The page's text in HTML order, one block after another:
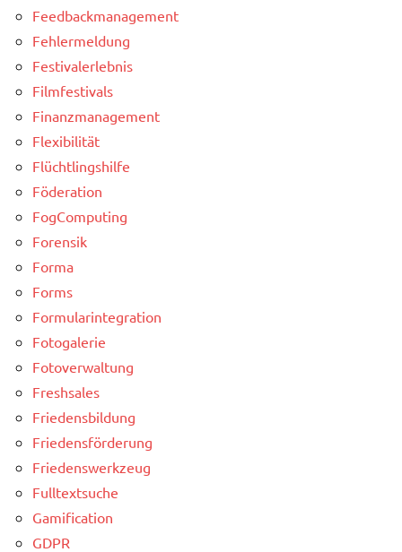
Feedbackmanagement
Fehlermeldung
Festivalerlebnis
Filmfestivals
Finanzmanagement
Flexibilität
Flüchtlingshilfe
Föderation
FogComputing
Forensik
Forma
Forms
Formularintegration
Fotogalerie
Fotoverwaltung
Freshsales
Friedensbildung
Friedensförderung
Friedenswerkzeug
Fulltextsuche
Gamification
GDPR